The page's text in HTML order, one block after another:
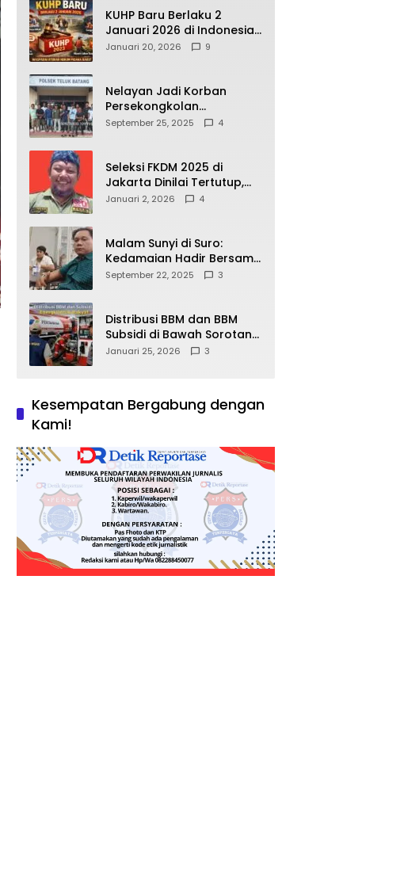
KUHP Baru Berlaku 2
Januari 2026 di Indonesia,
Apa Dampaknya bagi
Dipahami Publik
Januari 20, 2026 9
Nelayan Jadi Korban
Persekongkolan
Penyelewengan BBM
September 25, 2025 4
Seleksi FKDM 2025 di
Jakarta Dinilai Tertutup,
Transparansi
Januari 2, 2026 4
Malam Sunyi di Suro:
Kedamaian Hadir Bersama
Secangkir Kopi Hangat
September 22, 2025 3
Distribusi BBM dan BBM
Subsidi di Bawah Sorotan
Publik: Antara Kepentingan
Januari 25, 2026 3
Kesempatan Bergabung dengan
Kami!